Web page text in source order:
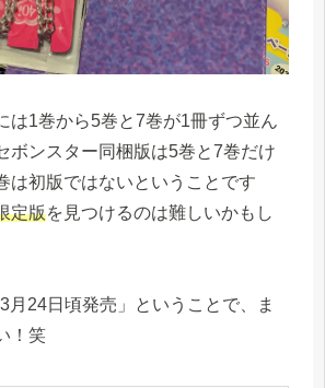
は1巻から5巻と7巻が1冊ずつ並ん
ボンスター同梱版は5巻と7巻だけ
は初版ではないということです
定版を見つけるのは難しいかもし
月24日頃発売」ということで、ま
！笑